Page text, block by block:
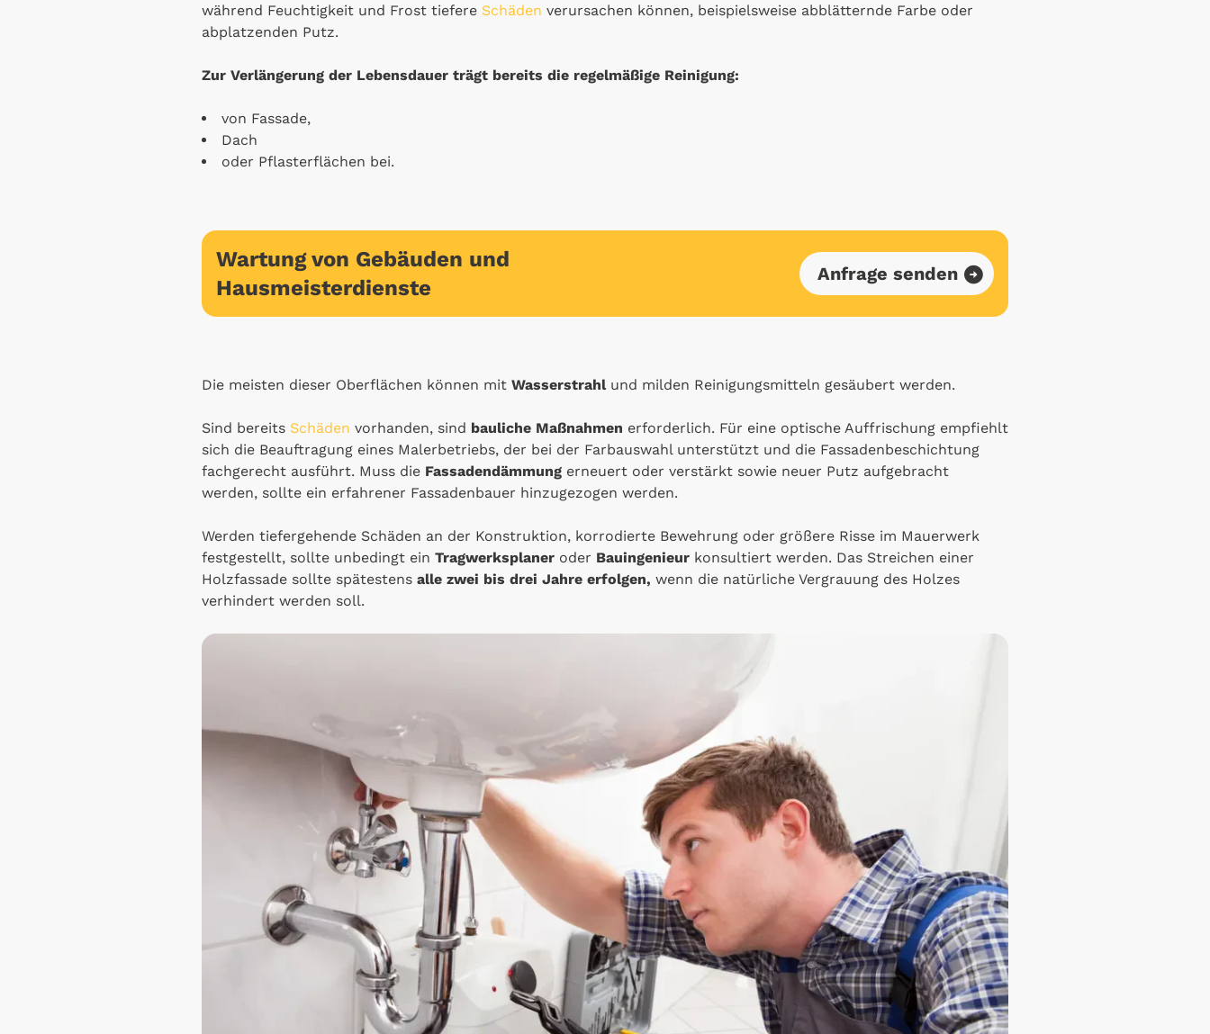
während Feuchtigkeit und Frost tiefere Schäden verursachen können, beispielsweise abblätternde Farbe oder
abplatzenden Putz.
Zur Verlängerung der Lebensdauer trägt bereits die regelmäßige Reinigung:
von Fassade,
Dach
oder Pflasterflächen bei.
Wartung von Gebäuden und
Hausmeisterdienste
Anfrage senden
Die meisten dieser Oberflächen können mit Wasserstrahl und milden Reinigungsmitteln gesäubert werden.
Sind bereits Schäden vorhanden, sind bauliche Maßnahmen erforderlich. Für eine optische Auffrischung empfiehlt
sich die Beauftragung eines Malerbetriebs, der bei der Farbauswahl unterstützt und die Fassadenbeschichtung
fachgerecht ausführt. Muss die Fassadendämmung erneuert oder verstärkt sowie neuer Putz aufgebracht
werden, sollte ein erfahrener Fassadenbauer hinzugezogen werden.
Werden tiefergehende Schäden an der Konstruktion, korrodierte Bewehrung oder größere Risse im Mauerwerk
festgestellt, sollte unbedingt ein Tragwerksplaner oder Bauingenieur konsultiert werden. Das Streichen einer
Holzfassade sollte spätestens alle zwei bis drei Jahre erfolgen, wenn die natürliche Vergrauung des Holzes
verhindert werden soll.